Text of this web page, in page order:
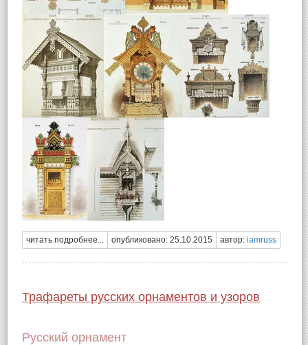
читать подробнее... опубликовано: 25.10.2015 автор: iamruss
Трафареты русских орнаментов и узоров
Русский орнамент